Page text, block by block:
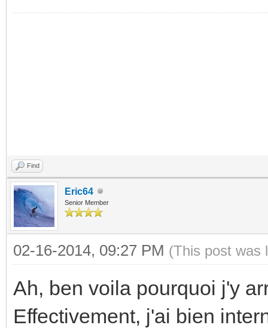
Find
Eric64
Senior Member
02-16-2014, 09:27 PM (This post was
Ah, ben voila pourquoi j'y
Effectivement, j'ai bien